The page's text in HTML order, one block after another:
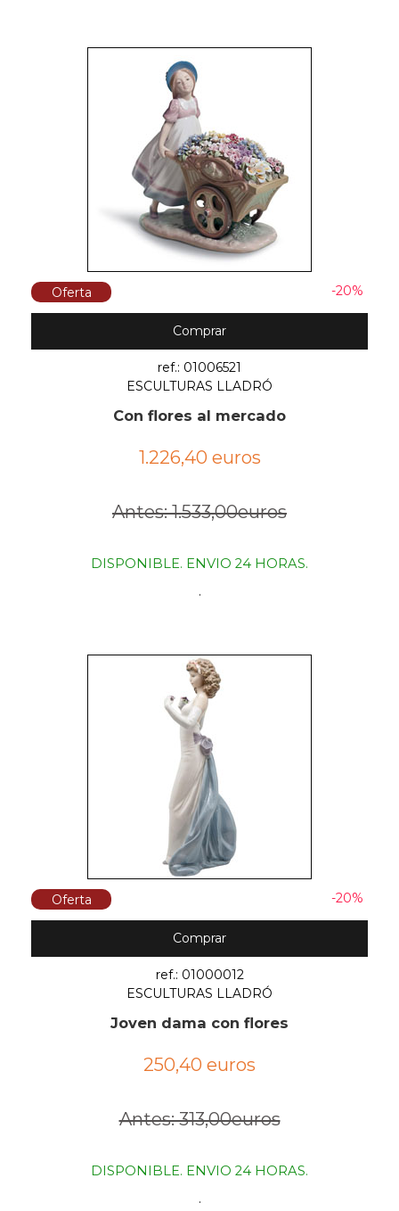
Oferta -20%
Comprar
ref.: 01006521
ESCULTURAS LLADRÓ
Con flores al mercado
1.226,40 euros
Antes: 1.533,00euros
DISPONIBLE. ENVIO 24 HORAS.
.
Oferta -20%
Comprar
ref.: 01000012
ESCULTURAS LLADRÓ
Joven dama con flores
250,40 euros
Antes: 313,00euros
DISPONIBLE. ENVIO 24 HORAS.
.